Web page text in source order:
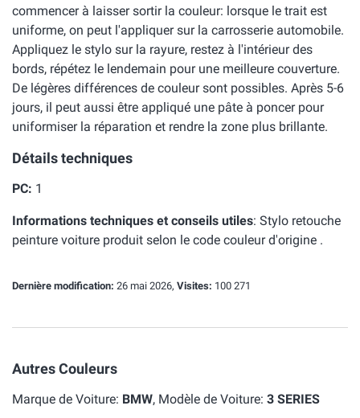
commencer à laisser sortir la couleur: lorsque le trait est
uniforme, on peut l'appliquer sur la carrosserie automobile.
Appliquez le stylo sur la rayure, restez à l'intérieur des
bords, répétez le lendemain pour une meilleure couverture.
De légères différences de couleur sont possibles. Après 5-6
jours, il peut aussi être appliqué une pâte à poncer pour
uniformiser la réparation et rendre la zone plus brillante.
Détails techniques
PC: 1
Informations techniques et conseils utiles: Stylo retouche
peinture voiture produit selon le code couleur d'origine .
Dernière modification: 26 mai 2026, Visites: 100 271
Autres Couleurs
Marque de Voiture: BMW, Modèle de Voiture: 3 SERIES